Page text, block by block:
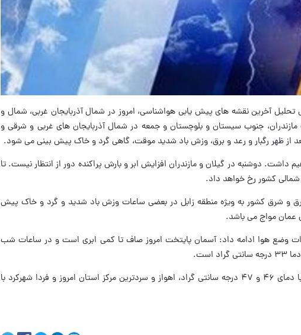
آخرین نقشه های پیش یابی هواشناسی، امروز در شمال آذربایجان غربی، شمال و
مازندران، جنوب سیستان و بلوچستان و جمعه در شمال آذربایجان های غربی و شرقی و
از ظهر رگبار و رعد و برق، وزش باد شدید موقت، گاهی گرد و خاک پیش بینی می شود.
داشت. دوشنبه در گیلان و مازندران افزایش ابر و بارش پراکنده دور از انتظار نیست. تا
شمالی کشور رخ خواهد داد.
و شرق کشور به ویژه منطقه زابل در بعضی ساعات وزش باد شدید و گرد و خاک پیش
عمان مواج می باشد.
وضع هوا ادامه داد: آسمان پایتخت امروز صاف تا کمی ابری است و در ساعات شب
ضیاییان گفت: گرم ترین مرکز استان امروز و فردا با دمای ۴۶ و ۴۷ درجه سانتی گراد، اهواز و سردترین مرکز استان امروز و فردا شهرکرد با